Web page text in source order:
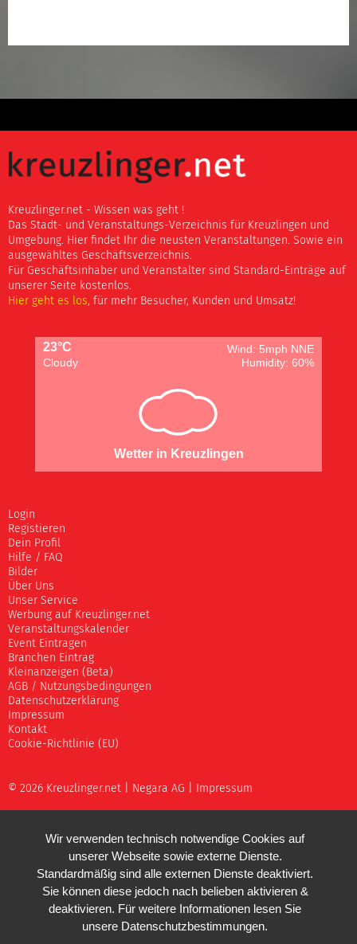
Kreuzlinger.net - Wissen was geht !
Das Stadt- und Veranstaltungs-Verzeichnis für Kreuzlingen und
Umgebung. Hier findet Ihr die neusten Veranstaltungen. Sowie ein
ausgewähltes Geschäftsverzeichnis.
Für Geschäftsinhaber und Veranstalter sind Standard-Einträge auf
unserer Seite kostenlos.
Hier geht es los, für mehr Besucher, Kunden und Umsatz!
23°C
Wind: 5mph NNE
Cloudy
Humidity: 60%
Wetter in Kreuzlingen
Login
Registieren
Dein Profil
Hilfe / FAQ
Bilder
Über Uns
Unser Service
Werbung auf Kreuzlinger.net
Veranstaltungskalender
Event Eintragen
Branchen Eintrag
Kleinanzeigen (Beta)
AGB / Nutzungsbedingungen
Datenschutzerklärung
Impressum
Kontakt
Cookie-Richtlinie (EU)
© 2026 Kreuzlinger.net | Negara AG Impressum
Wir verwenden technisch notwendige Cookies auf
unserer Webseite sowie externe Dienste.
Standardmäßig sind alle externen Dienste deaktiviert.
Sie können diese jedoch nach belieben aktivieren &
deaktivieren. Für weitere Informationen lesen Sie
unsere Datenschutzbestimmungen.